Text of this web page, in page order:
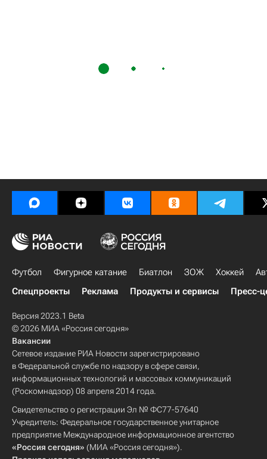
Футбол Фигурное катание Биатлон ЗОЖ Хоккей
Спецпроекты
Реклама Продукты и сервисы Пресс-
Версия 2023.1 Beta
© 2026 МИА «Россия сегодня»
Вакансии
Сетевое издание РИА Новости зарегистрировано
в Федеральной службе по надзору в сфере связи,
информационных технологий и массовых коммуникаций
(Роскомнадзор) 08 апреля 2014 года.
Свидетельство о регистрации Эл № ФС77-57640
Учредитель: Федеральное государственное унитарное
предприятие Международное информационное агентство
«Россия сегодня» (МИА «Россия сегодня»).